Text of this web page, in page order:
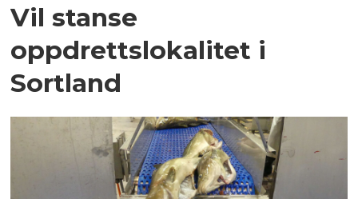
Vil stanse
oppdrettslokalitet i
Sortland